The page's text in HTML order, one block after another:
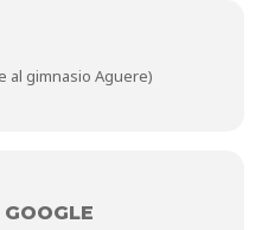
al gimnasio Aguere)